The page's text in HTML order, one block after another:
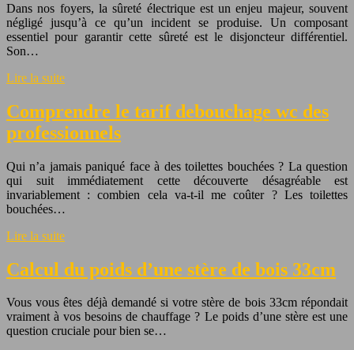
Dans nos foyers, la sûreté électrique est un enjeu majeur, souvent
négligé jusqu’à ce qu’un incident se produise. Un composant
essentiel pour garantir cette sûreté est le disjoncteur différentiel.
Son…
Lire la suite
Comprendre le tarif debouchage wc des
professionnels
Qui n’a jamais paniqué face à des toilettes bouchées ? La question
qui suit immédiatement cette découverte désagréable est
invariablement : combien cela va-t-il me coûter ? Les toilettes
bouchées…
Lire la suite
Calcul du poids d’une stère de bois 33cm
Vous vous êtes déjà demandé si votre stère de bois 33cm répondait
vraiment à vos besoins de chauffage ? Le poids d’une stère est une
question cruciale pour bien se…